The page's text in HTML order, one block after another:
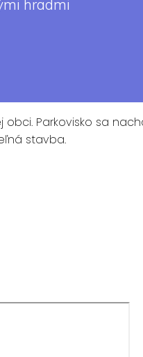
hradmi
Parkovisko sa
stavba.